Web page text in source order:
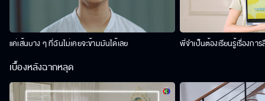
แค่เส้นบาง ๆ ที่ฉันไม่เคยจะข้ามมันได้เลย พี่จำเป็นต้องเรียนรู้เรื่องการ
เบื้องหลังฉากหลุด